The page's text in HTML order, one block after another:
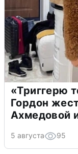
«Триггерю
Гордон
Ахмедовой
5 августа 95